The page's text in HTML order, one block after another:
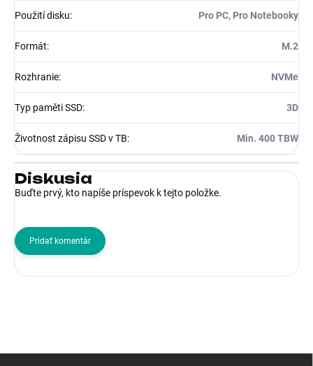
Použití disku: Pro PC, Pro Notebooky
Formát: M.2
Rozhranie: NVMe
Typ paměti SSD: 3D
Životnost zápisu SSD v TB: Min. 400 TBW
Diskusia
Buďte prvý, kto napíše príspevok k tejto položke.
Pridať komentár